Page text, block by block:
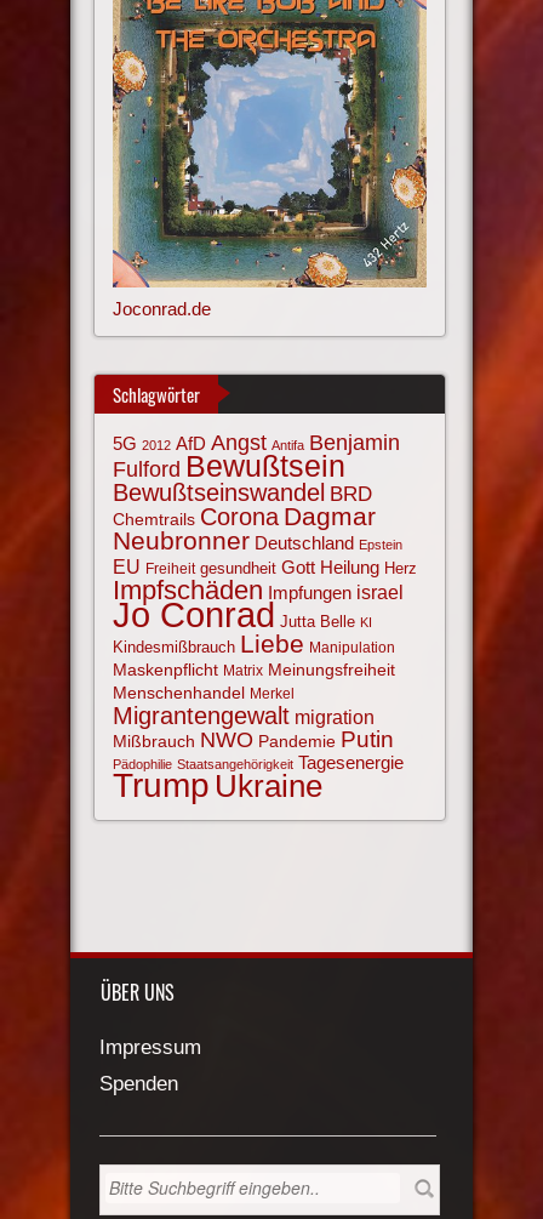
Joconrad.de
Schlagwörter
5G 2012 AfD Angst Antifa Benjamin
Fulford Bewußtsein
Bewußtseinswandel BRD
Chemtrails Corona Dagmar
Neubronner Deutschland Epstein
EU Freiheit gesundheit Gott Heilung Herz
Impfschäden Impfungen israel
Jo Conrad Jutta Belle KI
Kindesmißbrauch Liebe Manipulation
Maskenpflicht Matrix Meinungsfreiheit
Menschenhandel Merkel
Migrantengewalt migration
Mißbrauch NWO Pandemie Putin
Pädophilie Staatsangehörigkeit Tagesenergie
Trump Ukraine
ÜBER UNS
Impressum
Spenden